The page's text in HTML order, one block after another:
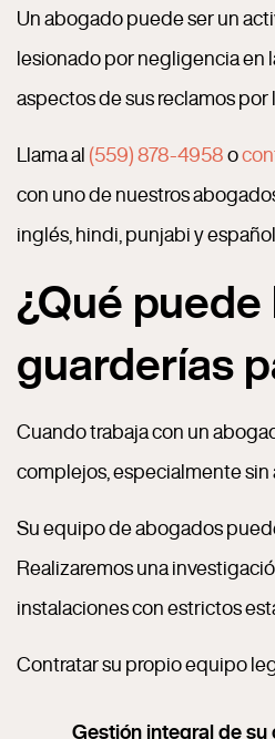
Un abogado puede ser un
lesionado por negligencia en
aspectos de sus reclamos
Llama al (559) 878-4958 o
con uno de nuestros
inglés, hindi, punjabi y español.
¿Qué
guarderías
Cuando trabaja con un
complejos, especialmente sin
Su equipo de abogados
Realizaremos una
instalaciones con estrictos
Contratar su propio equipo
Gestión integral de su